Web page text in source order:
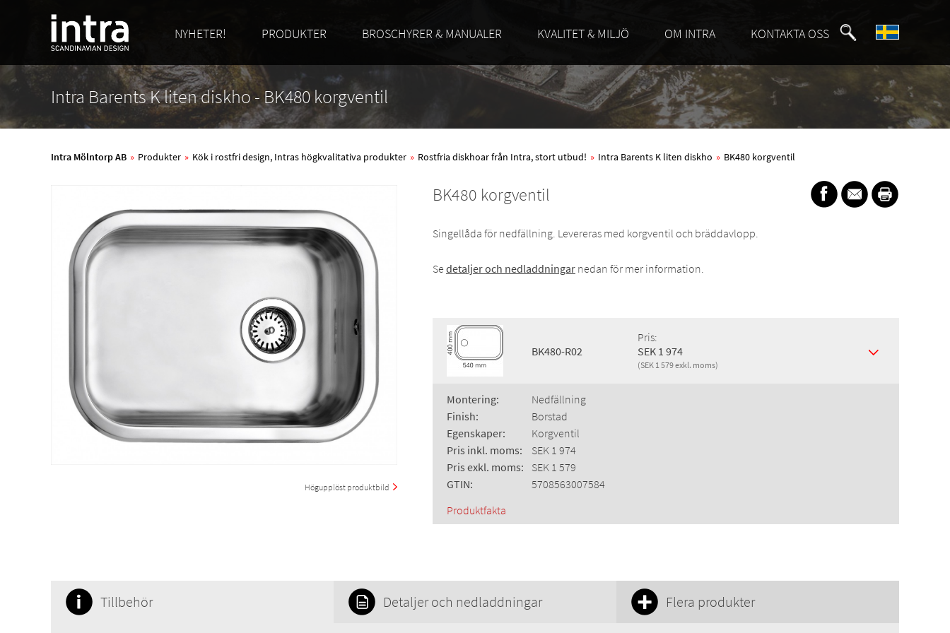
NYHETER! PRODUKTER BROSCHYRER & MANUALER KVALITET & MILJÖ OM INTRA KONTAKTA OSS
Intra Barents K liten diskho - BK480 korgventil
Intra Mölntorp AB » Produkter » Kök i rostfri design, Intras högkvalitativa produkter » Rostfria diskhoar från Intra, stort utbud! » Intra Barents K liten diskho » BK480 korgventil
Högupplöst produktbild
BK480 korgventil
Singellåda för nedfällning. Levereras med korgventil och bräddavlopp.
Se detaljer och nedladdningar nedan för mer information.
BK480-R02
Pris:
SEK 1 974
(SEK 1 579 exkl. moms)
Montering:
Nedfällning
Finish:
Borstad
Egenskaper:
Korgventil
Pris inkl. moms:
SEK 1 974
Pris exkl. moms:
SEK 1 579
GTIN:
5708563007584
Produktfakta
Tillbehör Detaljer och nedladdningar Flera produkter